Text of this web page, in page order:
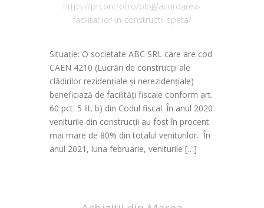
https://prcontrol.ro/blog/acordarea-
facilitatilor-in-constructii-speta/
Situație: O societate ABC SRL care are cod
CAEN 4210 (Lucrări de construcții ale
clădirilor rezidențiale și nerezidențiale)
beneficiază de facilități fiscale conform art.
60 pct. 5 lit. b) din Codul fiscal. În anul 2020
veniturile din construcții au fost în procent
mai mare de 80% din totalul veniturilor. În
anul 2021, luna februarie, veniturile […]